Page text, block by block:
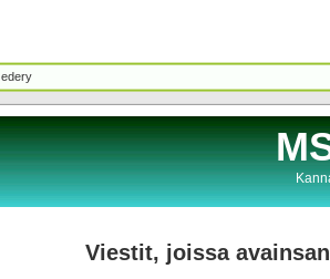
edery
Viestit, joissa